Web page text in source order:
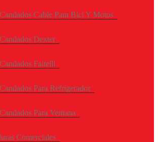
Candados Cable Para Bici Y Motos
Candados Dexter
Candados Faitelli
Candados Para Refrigerador
Candados Para Ventana
Comerciales